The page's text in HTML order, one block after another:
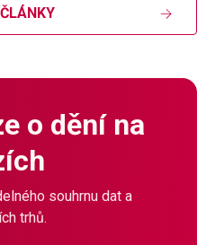
o dění na
souhrnu dat a
trhů.